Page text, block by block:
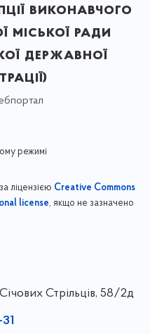
виконавчого
міської ради
державної
режимі
ліцензією Creative Commons
license, якщо не зазначено
Стрільців, 58/2д